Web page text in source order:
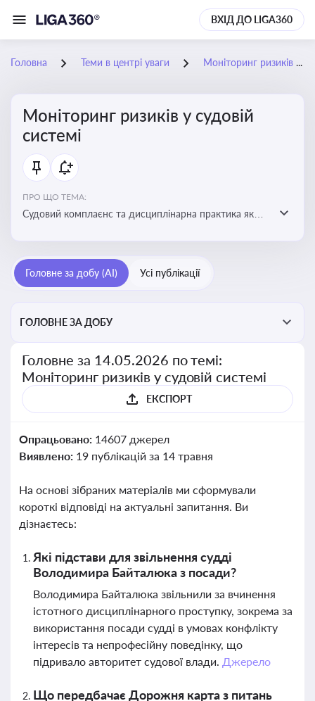
ВХІД ДО LIGA360
Головна Теми в центрі уваги Моніторинг ризиків у судовій системі
Моніторинг ризиків у судовій
системі
ПРО ЩО ТЕМА:
Судовий комплаєнс та дисциплінарна практика як
обґрунтовані рішення під час судових спорів та
комплаєнс-перевірок
Головне за добу (AI) Усі публікації
ГОЛОВНЕ ЗА ДОБУ
Головне за 14.05.2026 по темі:
Моніторинг ризиків у судовій системі
ЕКСПОРТ
Опрацьовано: 14607 джерел
Виявлено: 19 публікацій за 14 травня
На основі зібраних матеріалів ми сформували
короткі відповіді на актуальні запитання. Ви
дізнаєтесь:
Які підстави для звільнення судді
Володимира Байталюка з посади?
Володимира Байталюка звільнили за вчинення
істотного дисциплінарного проступку, зокрема за
використання посади судді в умовах конфлікту
інтересів та непрофесійну поведінку, що
підривало авторитет судової влади. Джерело
Що передбачає Дорожня карта з питань